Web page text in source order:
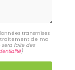
transmises
de ma
sera faite des
)